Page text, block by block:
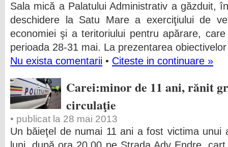
Sala mică a Palatului Administrativ a găzduit,
deschidere la Satu Mare a exerciţiului de
economiei şi a teritoriului pentru apărare,
perioada 28-31 mai. La prezentarea
Nu exista comentarii • Citeste in continuare »
Carei:minor de 11 ani, rănit
circulaţie
• publicat la 28 mai 2013
Un băieţel de numai 11 ani a fost victima unui